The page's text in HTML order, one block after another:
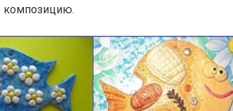
композицию.